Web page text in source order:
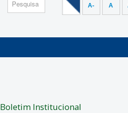
A- A
Boletim Institucional